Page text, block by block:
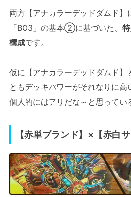
両方【アナカラーデッドダムド】
「BO3」の基本②に基づいた、
構成です。
仮に【アナカラーデッドダムド】
ともデッキパワーがそれなりに高
個人的にはアリだな～と思ってい
【赤単ブランド】×【赤白